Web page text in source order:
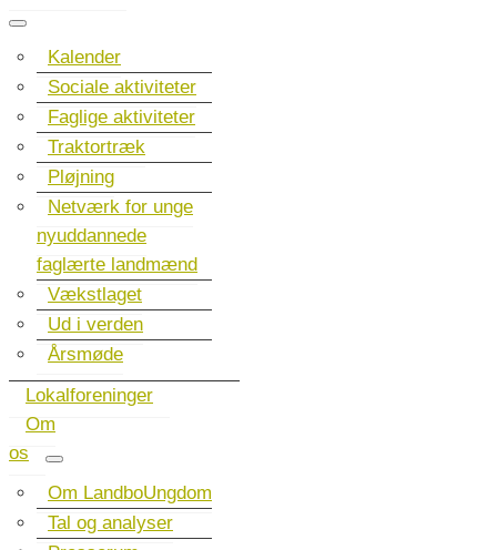
Kalender
Sociale aktiviteter
Faglige aktiviteter
Traktortræk
Pløjning
Netværk for unge
nyuddannede
faglærte landmænd
Vækstlaget
Ud i verden
Årsmøde
Lokalforeninger
Om
os
Om LandboUngdom
Tal og analyser